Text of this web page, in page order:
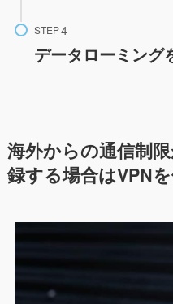
STEP
データローミング
海外からの通信制
録する場合はVPN